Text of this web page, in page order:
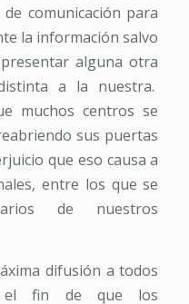
comunicación para
la información salvo
alguna otra
a la nuestra.
muchos centros se
sus puertas
que eso causa a
entre los que se
de nuestros
difusión a todos
el fin de que los